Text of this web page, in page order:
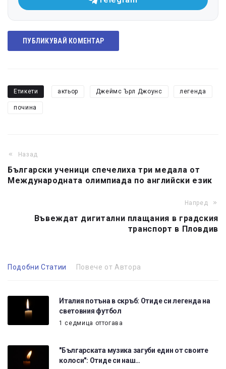
ПУБЛИКУВАЙ КОМЕНТАР
Етикети актьор Джеймс Ърл Джоунс легенда
почина
Назад
Български ученици спечелиха три медала от
Международната олимпиада по английски език
Напред
Въвеждат дигитални плащания в градския
транспорт в Пловдив
Подобни Статии Повече от Автора
Италия потъна в скръб: Отиде си легенда на
световния футбол
1 седмица оттогава
"Българската музика загуби един от своите
колоси": Отиде си наш…